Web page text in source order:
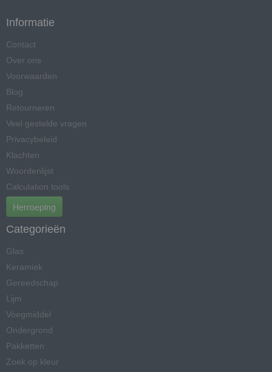
Informatie
Contact
Over ons
Voorwaarden
Blog
Retourneren
Veel gestelde vragen
Privacybeleid
Klachten
Woordenlijst
Calculation tools
Herroeping
Categorieën
Glas
Keramiek
Gereedschap
Lijm
Voegmiddel
Ondergrond
Pakketten
Zoek op kleur